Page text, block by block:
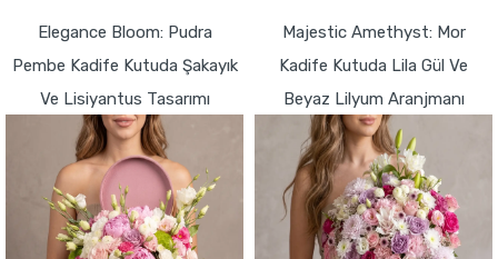
Elegance Bloom: Pudra
Pembe Kadife Kutuda Şakayık
Ve Lisiyantus Tasarımı
Majestic Amethyst: Mor
Kadife Kutuda Lila Gül Ve
Beyaz Lilyum Aranjmanı